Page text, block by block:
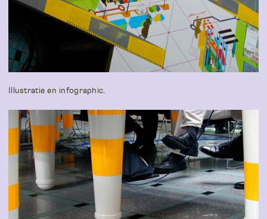
Illustratie en infographic.